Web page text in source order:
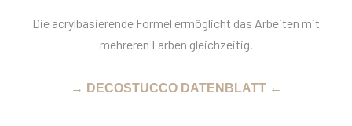
Die acrylbasierende Formel ermöglicht das Arbeiten mit
mehreren Farben gleichzeitig.
→ DECOSTUCCO DATENBLATT ←